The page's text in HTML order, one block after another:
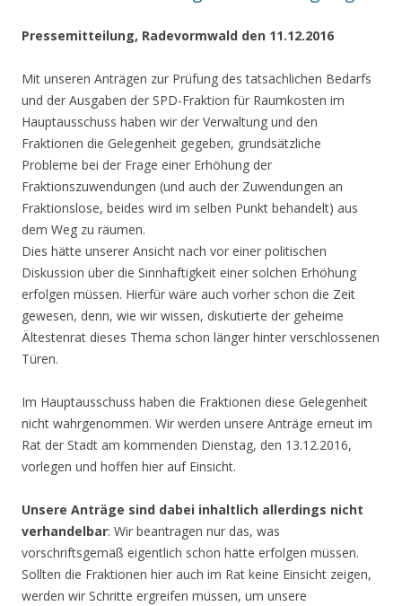
Pressemitteilung, Radevormwald den 11.12.2016
Mit unseren Anträgen zur Prüfung des tatsächlichen Bedarfs
und der Ausgaben der SPD-Fraktion für Raumkosten im
Hauptausschuss haben wir der Verwaltung und den
Fraktionen die Gelegenheit gegeben, grundsätzliche
Probleme bei der Frage einer Erhöhung der
Fraktionszuwendungen (und auch der Zuwendungen an
Fraktionslose, beides wird im selben Punkt behandelt) aus
dem Weg zu räumen.
Dies hätte unserer Ansicht nach vor einer politischen
Diskussion über die Sinnhaftigkeit einer solchen Erhöhung
erfolgen müssen. Hierfür wäre auch vorher schon die Zeit
gewesen, denn, wie wir wissen, diskutierte der geheime
Ältestenrat dieses Thema schon länger hinter verschlossenen
Türen.
Im Hauptausschuss haben die Fraktionen diese Gelegenheit
nicht wahrgenommen. Wir werden unsere Anträge erneut im
Rat der Stadt am kommenden Dienstag, den 13.12.2016,
vorlegen und hoffen hier auf Einsicht.
Unsere Anträge sind dabei inhaltlich allerdings nicht
verhandelbar: Wir beantragen nur das, was
vorschriftsgemäß eigentlich schon hätte erfolgen müssen.
Sollten die Fraktionen hier auch im Rat keine Einsicht zeigen,
werden wir Schritte ergreifen müssen, um unsere